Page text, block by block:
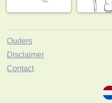
Ouders
Disclaimer
Contact